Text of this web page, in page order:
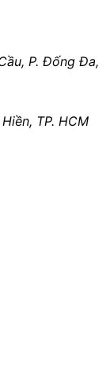
P. Đống Đa,
Hiền, TP. HCM